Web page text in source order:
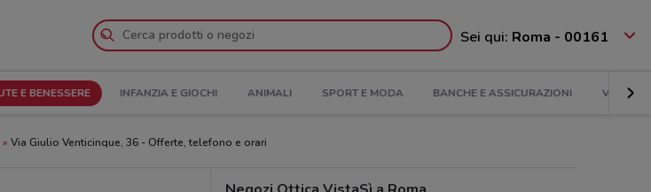
Sei qui: Roma - 00161
E BENESSERE INFANZIA E GIOCHI ANIMALI SPORT E MODA BANCHE E ASSICURAZIONI VIAGGI
Via Giulio Venticinque, 36 - Offerte, telefono e orari